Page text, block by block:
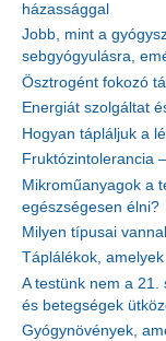
házassággal
Jobb, mint a
sebgyógyulásra,
Ösztrogént fokozó
Energiát szolgáltat
Hogyan tápláljuk a
Fruktózintolerancia
Mikroműanyagok a
egészségesen élni?
Milyen típusai
Táplálékok,
A testünk nem a 21.
és betegségek
Gyógynövények,